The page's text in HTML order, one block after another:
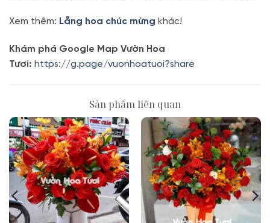
Xem thêm: Lẵng hoa chúc mừng khác!
Khám phá Google Map Vườn Hoa
Tươi: https://g.page/vuonhoatuoi?share
Sản phẩm liên quan